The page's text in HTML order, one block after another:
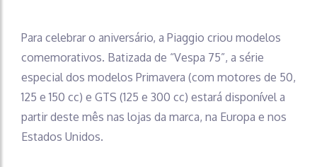
Para celebrar o aniversário, a Piaggio criou modelos
comemorativos. Batizada de “Vespa 75”, a série
especial dos modelos Primavera (com motores de 50,
125 e 150 cc) e GTS (125 e 300 cc) estará disponível a
partir deste mês nas lojas da marca, na Europa e nos
Estados Unidos.